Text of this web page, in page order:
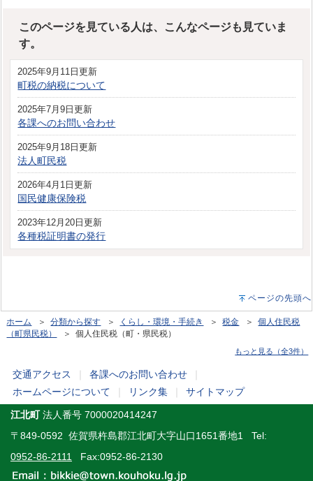
このページを見ている人は、こんなページも見ていま
す。
2025年9月11日更新
町税の納税について
2025年7月9日更新
各課へのお問い合わせ
2025年9月18日更新
法人町民税
2026年4月1日更新
国民健康保険税
2023年12月20日更新
各種税証明書の発行
ページの先頭へ
ホーム ＞分類から探す ＞ くらし・環境・手続き ＞税金 ＞個人住民税
（町県民税）
＞ 個人住民税（町・県民税）
もっと見る（全3件）
交通アクセス 各課へのお問い合わせ
ホームページについて
リンク集 サイトマップ
江北町法人番号 7000020414247
〒849-0592 佐賀県杵島郡江北町大字山口1651番地1 Tel:
0952-86-2111
Fax:0952-86-2130